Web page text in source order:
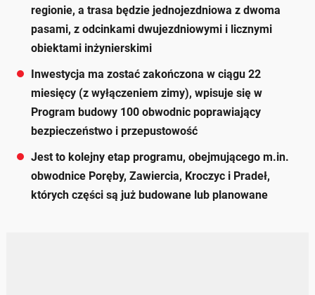
regionie, a trasa będzie jednojezdniowa z dwoma
pasami, z odcinkami dwujezdniowymi i licznymi
obiektami inżynierskimi
Inwestycja ma zostać zakończona w ciągu 22
miesięcy (z wyłączeniem zimy), wpisuje się w
Program budowy 100 obwodnic poprawiający
bezpieczeństwo i przepustowość
Jest to kolejny etap programu, obejmującego m.in.
obwodnice Poręby, Zawiercia, Kroczyc i Pradeł,
których części są już budowane lub planowane